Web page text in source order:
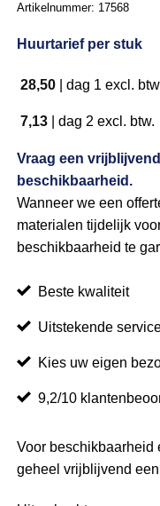
Artikelnummer: 17568
Huurtarief per stuk
28,50 |dag 1 excl.
7,13 |dag 2 excl. btw.
Vraag een
beschikbaarheid.
Wanneer we een
materialen tijdelijk
beschikbaarheid te
Beste kwaliteit
Uitstekende
Kies uw eigen
9,2/10
Voor beschikbaarheid
geheel vrijblijvend